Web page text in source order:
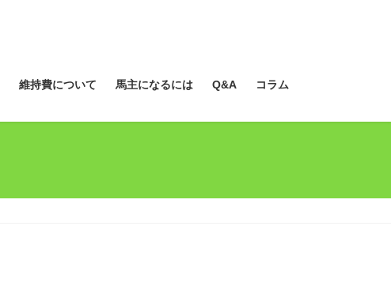
維持費について 馬主になるには Q&A コラム